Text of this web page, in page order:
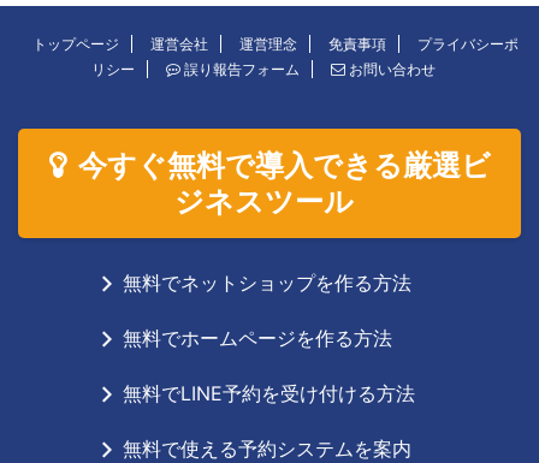
トップページ 運営会社 運営理念 免責事項
プライバシーポ
リシー
誤り報告フォーム お問い合わせ
今すぐ無料で導入できる厳選ビ
ジネスツール
無料でネットショップを作る方法
無料でホームページを作る方法
無料でLINE予約を受け付ける方法
無料で使える予約システムを案内